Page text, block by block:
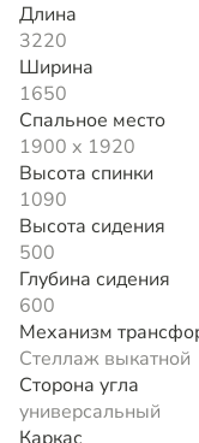
Длина
3220
Ширина
1650
Спальное место
1900 х 1920
Высота спинки
1090
Высота сидения
500
Глубина сидения
600
Механизм
Стеллаж выкатной
Сторона угла
универсальный